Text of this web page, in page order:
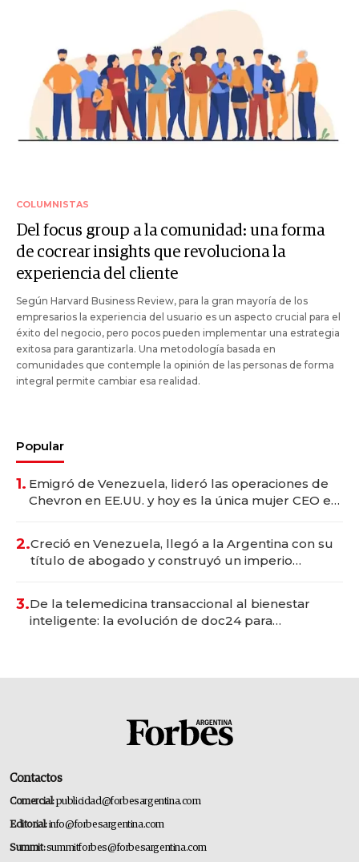
COLUMNISTAS
Del focus group a la comunidad: una forma
de cocrear insights que revoluciona la
experiencia del cliente
Según Harvard Business Review, para la gran mayoría de los
empresarios la experiencia del usuario es un aspecto crucial para el
éxito del negocio, pero pocos pueden implementar una estrategia
exitosa para garantizarla. Una metodología basada en
comunidades que contemple la opinión de las personas de forma
integral permite cambiar esa realidad.
Popular
1. Emigró de Venezuela, lideró las operaciones de
Chevron en EE.UU. y hoy es la única mujer CEO en
2.Creció en Venezuela, llegó a la Argentina con su
título de abogado y construyó un imperio
3.De la telemedicina transaccional al bienestar
inteligente: la evolución de doc24 para
Contactos
Comercial:publicidad@forbesargentina.com
Editorial:info@forbesargentina.com
Summit:summitforbes@forbesargentina.com